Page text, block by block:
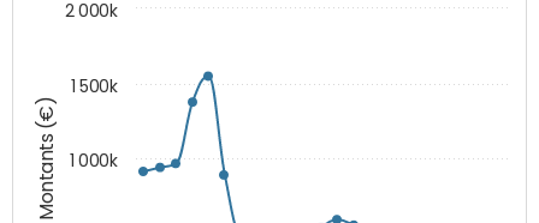
Montants (€) 1 000k
1 500k
2 000k